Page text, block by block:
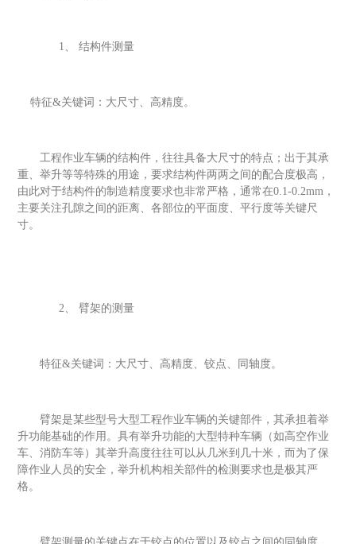
1、结构件测量
特征&关键词：大尺寸、高精度。
工程作业车辆的结构件，往往具备大尺寸的特点；出于其承
重、举升等等特殊的用途，要求结构件两两之间的配合度极高，
由此对于结构件的制造精度要求也非常严格，通常在0.1-0.2mm ，
主要关注孔隙之间的距离、各部位的平面度、平行度等关键尺
寸。
2、臂架的测量
特征&关键词：大尺寸、高精度、铰点、同轴度。
臂架是某些型号大型工程作业车辆的关键部件，其承担着举
升功能基础的作用。具有举升功能的大型特种车辆（如高空作业
车、消防车等）其举升高度往往可以从几米到几十米，而为了保
障作业人员的安全，举升机构相关部件的检测要求也是极其严
格。